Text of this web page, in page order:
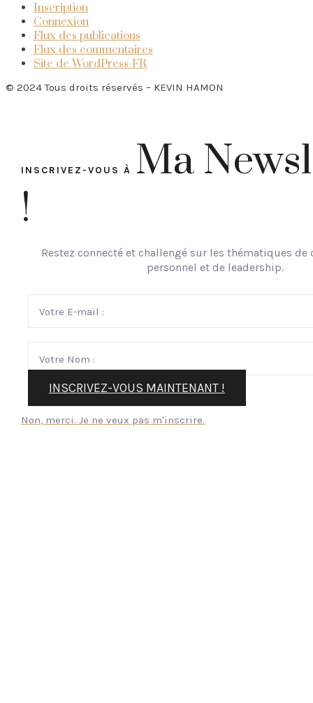
Inscription
Connexion
Flux des publications
Flux des commentaires
Site de WordPress-FR
© 2024 Tous droits réservés – KEVIN HAMON
INSCRIVEZ-VOUS À Ma
!
Restez connecté et challengé sur les thématiques de
personnel et de leadership.
INSCRIVEZ-VOUS MAINTENANT !
Non, merci. Je ne veux pas m'inscrire.